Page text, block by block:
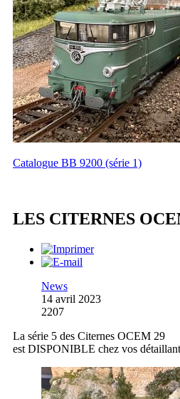
Catalogue BB 9200 (série 1)
LES CITERNES
News
14 avril 2023
2207
La série 5 des Citernes OCEM 29
est DISPONIBLE chez vos